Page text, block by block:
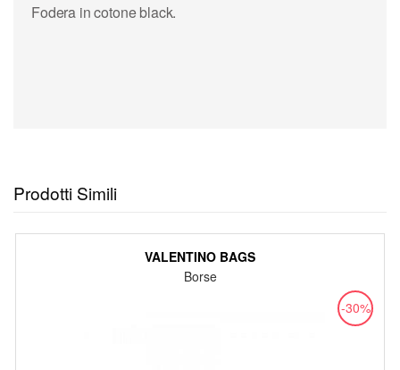
Fodera in cotone black.
Prodotti Simili
VALENTINO BAGS
Borse
-30%